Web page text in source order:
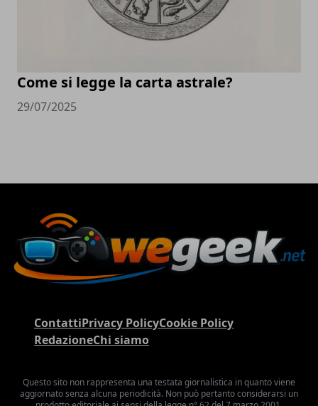
Come si legge la carta astrale?
29/07/2025
ContattiPrivacy PolicyCookie Policy
RedazioneChi siamo
Questo sito non rappresenta una testata giornalistica in quanto viene
aggiornato senza alcuna periodicità. Non può pertanto considerarsi un